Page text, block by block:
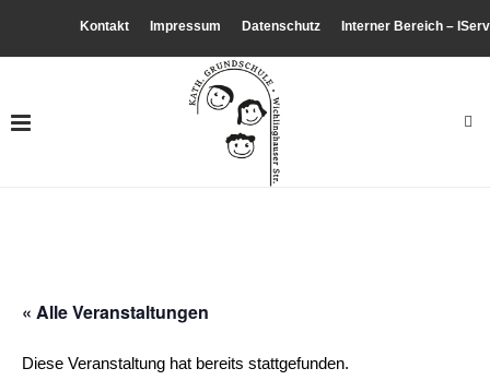
Kontakt Impressum Datenschutz Interner Bereich – IServ
« Alle Veranstaltungen
Diese Veranstaltung hat bereits stattgefunden.